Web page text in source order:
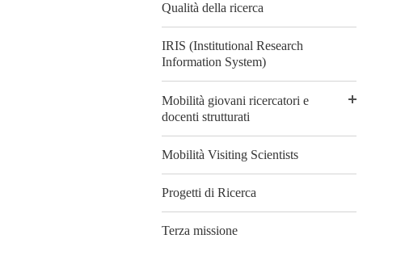
Qualità della ricerca
IRIS (Institutional Research
Information System)
Mobilità giovani ricercatori e
docenti strutturati
Mobilità Visiting Scientists
Progetti di Ricerca
Terza missione